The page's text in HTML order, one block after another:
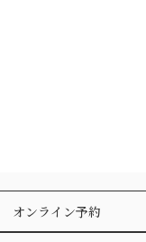
オンライン予約